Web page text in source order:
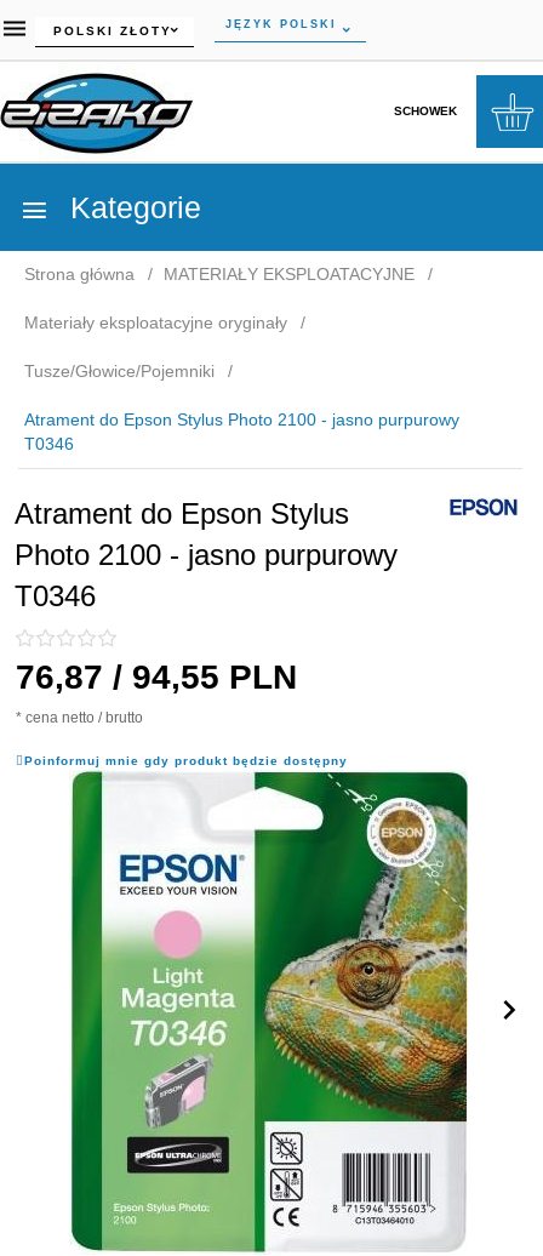
currency_h
POLSKI ZŁOTY JĘZYK POLSKI
SCHOWEK
Kategorie
Strona główna MATERIAŁY EKSPLOATACYJNE
Materiały eksploatacyjne oryginały
Tusze/Głowice/Pojemniki
Atrament do Epson Stylus Photo 2100 - jasno purpurowy
T0346
Atrament do Epson Stylus
Photo 2100 - jasno purpurowy
T0346
76,87 / 94,55 PLN
* cena netto / brutto
Poinformuj mnie gdy produkt będzie dostępny